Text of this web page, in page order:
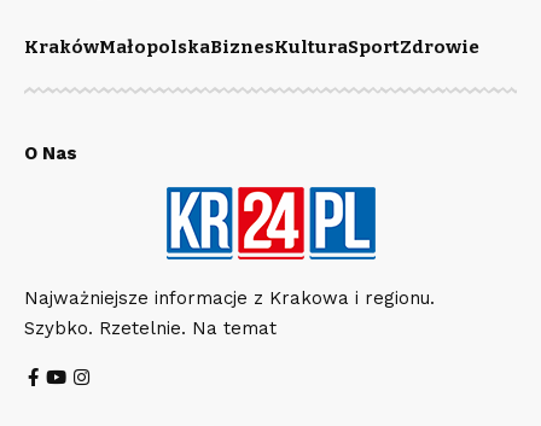
KrakówMałopolskaBiznesKulturaSportZdrowie
O Nas
Najważniejsze informacje z Krakowa i regionu.
Szybko. Rzetelnie. Na temat